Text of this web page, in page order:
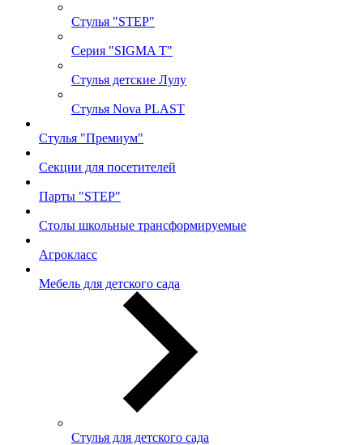
Стулья "STEP"
Серия "SIGMA T"
Стулья детские Лулу
Стулья Nova PLAST
Стулья "Премиум"
Секции для посетителей
Парты "STEP"
Столы школьные трансформируемые
Агрокласс
Мебель для детского сада
Стулья для детского сада